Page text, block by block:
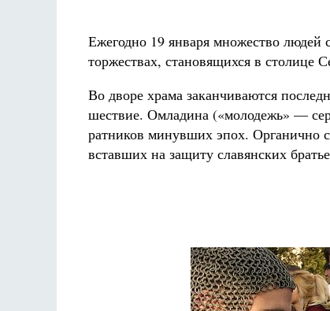
Ежегодно 19 января множество людей
торжествах, становящихся в столице
Во дворе храма заканчиваются
шествие. Омладина («молодежь» —
ратников минувших эпох. Органично
вставших на защиту славянских